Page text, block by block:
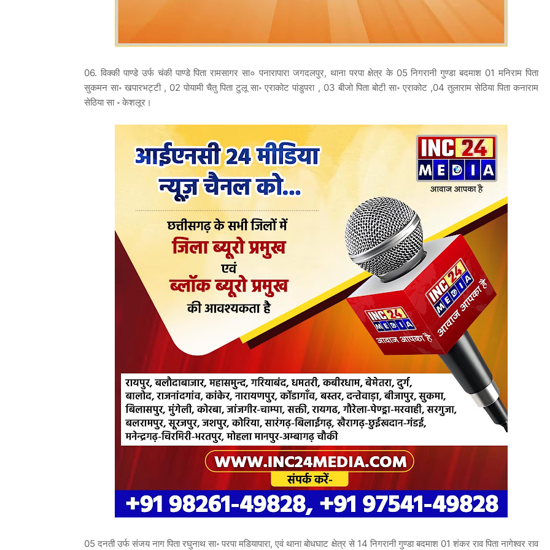
06. विक्की पाण्डे उर्फ चंकी पाण्डे पिता रामसागर सा० पनारापारा जगदलपुर, थाना परपा क्षेत्र के 05 निगरानी गुण्डा बदमाश 01 मनिराम पिता
सुकमन सा॰ खपारभट्टी , 02 पोयामी चैतु पिता टुलू सा॰ एराकोट पांडुपरा , 03 बीजो पिता बोटी सा॰ एराकोट ,04 तुलाराम सेठिया पिता कनाराम
सेठिया सा ॰ केशलूर।
05 दनती उर्फ संजय नाग पिता रघुनाथ सा॰ परपा मडियापारा, एवं थाना बोधघाट क्षेत्र से 14 निगरानी गुण्डा बदमाश 01 शंकर राव पिता नागेश्वर राव